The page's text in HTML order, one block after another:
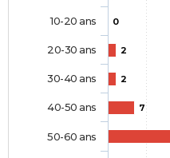
0
2
2
7
10-20 ans
20-30 ans
30-40 ans
40-50 ans
50-60 ans